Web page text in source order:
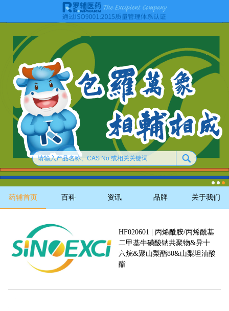
药辅首页 百科 资讯 品牌 关于我们
HF020601 | 丙烯酰胺/丙烯酰基
二甲基牛磺酸钠共聚物&异十
六烷&聚山梨酯80&山梨坦油酸
酯